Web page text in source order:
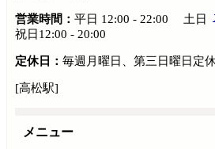
営業時間： 平日 12:00 - 22:00 土日
祝日12:00 - 20:00
定休日： 毎週月曜日、第三日曜日定
[高松駅]
メニュー